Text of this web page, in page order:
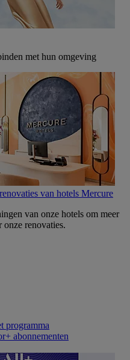
met hun omgeving
van hotels Mercure
van onze hotels om meer
onze renovaties.
programma
abonnementen